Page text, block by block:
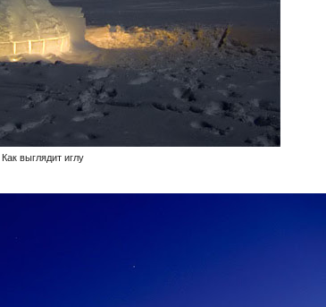
Как выглядит иглу